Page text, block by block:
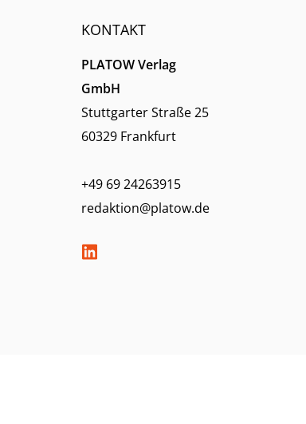
KONTAKT
PLATOW Verlag
GmbH
Stuttgarter Straße 25
60329 Frankfurt
+49 69 24263915
redaktion@platow.de